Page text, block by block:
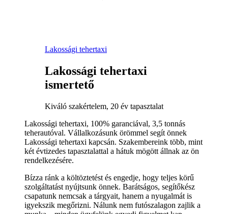
Lakossági tehertaxi
Lakossági tehertaxi
ismertető
Kiváló szakértelem, 20 év tapasztalat
Lakossági tehertaxi, 100% garanciával, 3,5 tonnás
teherautóval. Vállalkozásunk örömmel segít önnek
Lakossági tehertaxi kapcsán. Szakembereink több, mint
két évtizedes tapasztalattal a hátuk mögött állnak az ön
rendelkezésére.
Bízza ránk a költöztetést és engedje, hogy teljes körű
szolgáltatást nyújtsunk önnek. Barátságos, segítőkész
csapatunk nemcsak a tárgyait, hanem a nyugalmát is
igyekszik megőrizni. Nálunk nem futószalagon zajlik a